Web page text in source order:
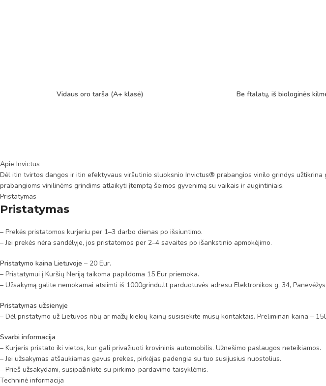
Vidaus oro tarša (A+ klasė) Be ftalatų, iš biologinės
Apie Invictus
Dėl itin tvirtos dangos ir itin efektyvaus viršutinio sluoksnio Invictus® prabangios vinilo grindys
prabangioms vinilinėms grindims atlaikyti įtemptą šeimos gyvenimą su vaikais ir augintiniais.
Pristatymas
Pristatymas
– Prekės pristatomos kurjeriu per 1–3 darbo dienas po išsiuntimo.
– Jei prekės nėra sandėlyje, jos pristatomos per 2–4 savaites po išankstinio apmokėjimo.
Pristatymo kaina Lietuvoje – 20 Eur.
– Pristatymui į Kuršių Neriją taikoma papildoma 15 Eur priemoka.
– Užsakymą galite nemokamai atsiimti iš 1000grindu.lt parduotuvės adresu Elektronikos g. 34, Panevėžys
Pristatymas užsienyje
– Dėl pristatymo už Lietuvos ribų ar mažų kiekių kainų susisiekite mūsų kontaktais. Preliminari kaina –
Svarbi informacija
– Kurjeris pristato iki vietos, kur gali privažiuoti krovininis automobilis. Užnešimo paslaugos neteikiamos.
– Jei užsakymas atšaukiamas gavus prekes, pirkėjas padengia su tuo susijusius nuostolius.
– Prieš užsakydami, susipažinkite su pirkimo-pardavimo taisyklėmis.
Techninė informacija